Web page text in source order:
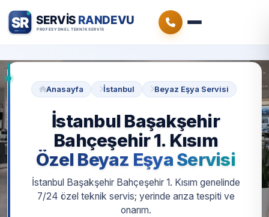
Anasayfa İstanbul Beyaz Eşya Servisi
İstanbul Başakşehir
Bahçeşehir 1. Kısım
Özel Beyaz Eşya Servisi
İstanbul Başakşehir Bahçeşehir 1. Kısım genelinde
7/24 özel teknik servis; yerinde arıza tespiti ve
onarım.